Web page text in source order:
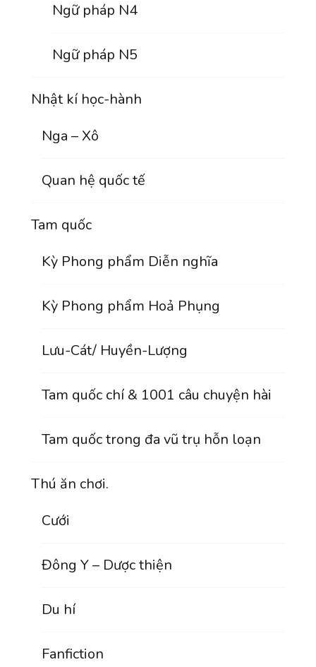
Ngữ pháp N4
Ngữ pháp N5
Nhật kí học-hành
Nga – Xô
Quan hệ quốc tế
Tam quốc
Kỳ Phong phẩm Diễn nghĩa
Kỳ Phong phẩm Hoả Phụng
Lưu-Cát/ Huyền-Lượng
Tam quốc chí & 1001 câu chuyện hài
Tam quốc trong đa vũ trụ hỗn loạn
Thú ăn chơi.
Cưới
Đông Y – Dược thiện
Du hí
Fanfiction